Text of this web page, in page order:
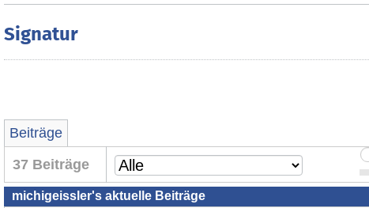
Signatur
Beiträge
37 Beiträge
michigeissler's aktuelle Beiträge